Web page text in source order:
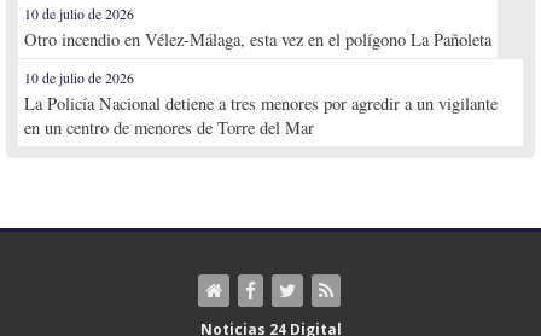
10 de julio de 2026
Otro incendio en Vélez-Málaga, esta vez en el polígono La Pañoleta
10 de julio de 2026
La Policía Nacional detiene a tres menores por agredir a un vigilante
en un centro de menores de Torre del Mar
Noticias 24 Digital